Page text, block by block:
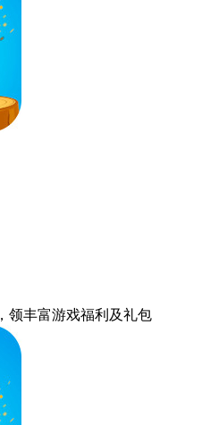
，领丰富游戏福利 及礼包